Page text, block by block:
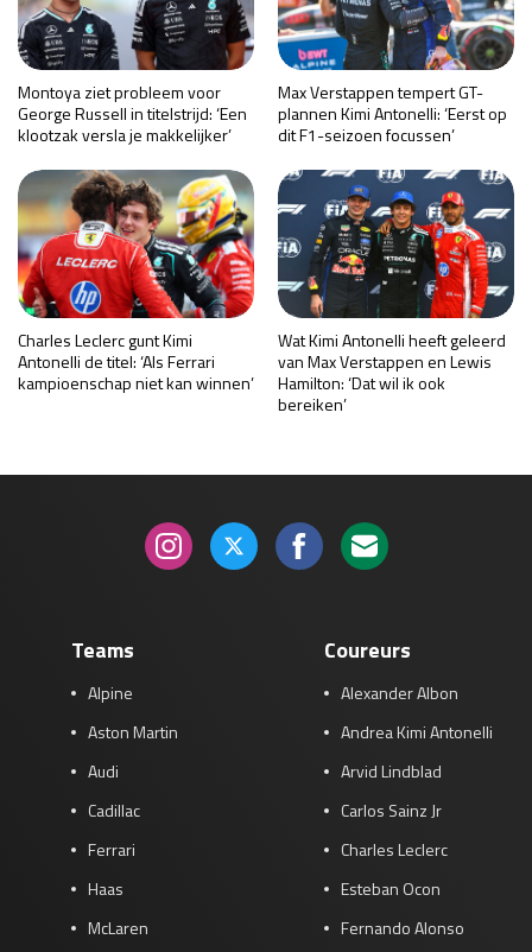
Montoya ziet probleem voor
George Russell in titelstrijd: ‘Een
klootzak versla je makkelijker’
Max Verstappen tempert GT-
plannen Kimi Antonelli: ‘Eerst op
dit F1-seizoen focussen’
Charles Leclerc gunt Kimi
Antonelli de titel: ‘Als Ferrari
kampioenschap niet kan winnen’
Wat Kimi Antonelli heeft geleerd
van Max Verstappen en Lewis
Hamilton: ‘Dat wil ik ook
bereiken’
Teams
Alpine
Aston Martin
Audi
Cadillac
Ferrari
Haas
McLaren
Coureurs
Alexander Albon
Andrea Kimi Antonelli
Arvid Lindblad
Carlos Sainz Jr
Charles Leclerc
Esteban Ocon
Fernando Alonso